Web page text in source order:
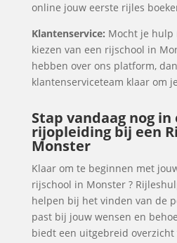
online jouw eerste rijles
Klantenservice: Mocht je
kiezen van een rijschool in
hebben over ons platform,
klantenserviceteam klaar om
Stap vandaag nog
rijopleiding bij een
Monster
Klaar om te beginnen met
rijschool in Monster ?
helpen bij het vinden van de
past bij jouw wensen en
biedt een uitgebreid overzicht